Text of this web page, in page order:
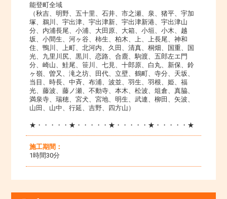
能登町全域
（秋吉、明野、五十里、石井、市之瀬、泉、猪平、宇加
塚、鵜川、宇出津、宇出津新、宇出津新港、宇出津山
分、内浦長尾、小浦、大田原、大箱、小垣、小木、越
坂、小間生、河ヶ谷、柿生、柏木、上、上長尾、神和
住、鴨川、上町、北河内、久田、清真、桐畑、国重、国
光、九里川尻、黒川、恋路、合鹿、駒渡、五郎左エ門
分、崎山、鮭尾、笹川、七見、十郎原、白丸、新保、鈴
ヶ嶺、曽又、滝之坊、田代、立壁、鶴町、寺分、天坂、
当目、時長、中斉、布浦、波並、羽生、羽根、姫、福
光、藤波、藤ノ瀬、不動寺、本木、松波、俎倉、真脇、
満泉寺、瑞穂、宮犬、宮地、明生、武連、柳田、矢波、
山田、山中、行延、吉野、四方山）
★・・・・・★・・・・・★・・・・・★・・・・・★
施工期間：
1時間30分